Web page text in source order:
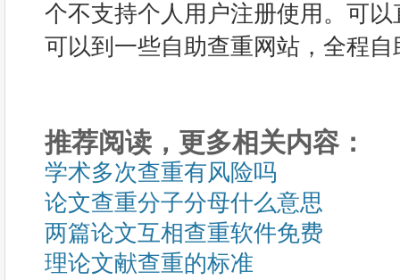
个不支持个人用户注册使用。可
可以到一些自助查重网站，全程自
推荐阅读，更多相关内容：
学术多次查重有风险吗
论文查重分子分母什么意思
两篇论文互相查重软件免费
理论文献查重的标准